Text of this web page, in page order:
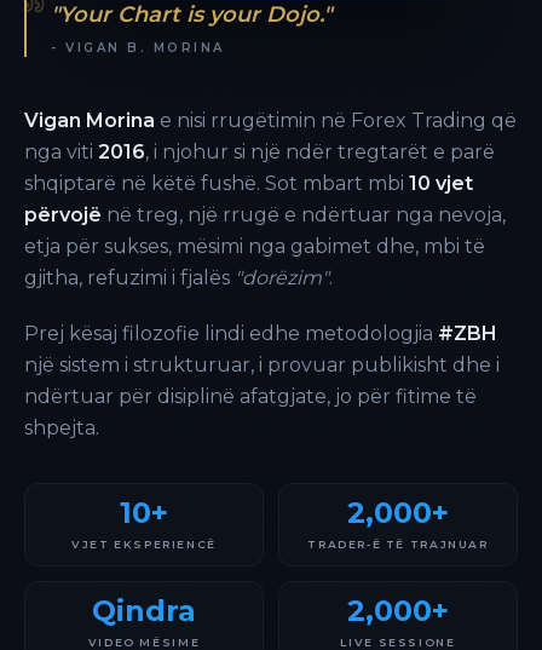
"Your Chart is your Dojo."
- VIGAN B. MORINA
Vigan Morina e nisi rrugëtimin në Forex Trading që
nga viti 2016, i njohur si një ndër tregtarët e parë
shqiptarë në këtë fushë. Sot mbart mbi 10 vjet
përvojë në treg, një rrugë e ndërtuar nga nevoja,
etja për sukses, mësimi nga gabimet dhe, mbi të
gjitha, refuzimi i fjalës "dorëzim".
Prej kësaj filozofie lindi edhe metodologjia #ZBH
një sistem i strukturuar, i provuar publikisht dhe i
ndërtuar për disiplinë afatgjate, jo për fitime të
shpejta.
10+
VJET EKSPERIENCË
2,000+
TRADER-Ë TË TRAJNUAR
Qindra
VIDEO MËSIME
2,000+
LIVE SESSIONE